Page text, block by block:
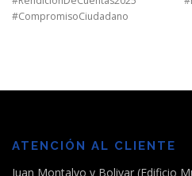
#CompromisoCiudadano
ATENCIÓN AL CLIENTE
Juan Montalvo y Bolivar (Edificio